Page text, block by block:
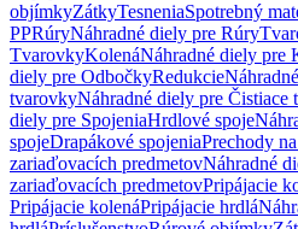
objímkyZátkyTesneniaSpotrebný
PPRúryNáhradné diely pre Rúry
TvarovkyKolenáNáhradné diely pre
diely pre OdbočkyRedukcie
tvarovkyNáhradné diely pre Čistiace
diely pre SpojeniaHrdlové spoje
spojeDrapákové spojeniaPrechody
zariaďovacích predmetovNáhradné
zariaďovacích predmetovPripájacie
Pripájacie kolenáPripájacie hrdlá